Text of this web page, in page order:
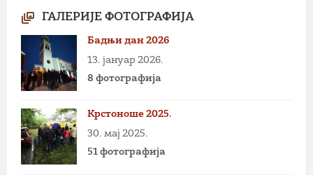
ГАЛЕРИЈЕ ФОТОГРАФИЈА
Бадњи дан 2026
13. јануар 2026.
8 фотографија
Крстоноше 2025.
30. мај 2025.
51 фотографија